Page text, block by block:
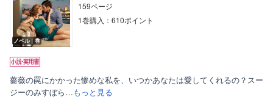
ノベル｜巻
159ページ
1巻購入：610ポイント
薔薇の罠にかかった惨めな私を、いつかあなたは愛してくれるの？スー
ジーのみすぼら…もっと見る